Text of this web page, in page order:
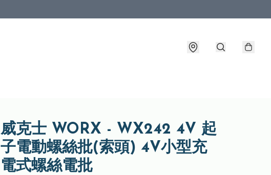
威克士 WORX - WX242 4V 起
子電動螺絲批(索頭) 4V小型充
電式螺絲電批